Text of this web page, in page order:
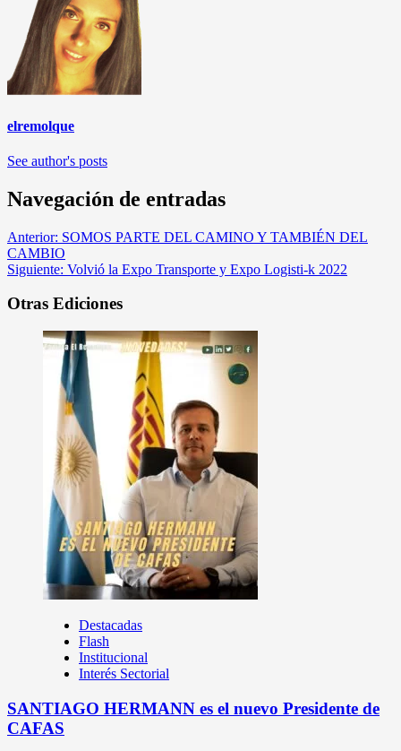
elremolque
See author's posts
Navegación de entradas
Anterior: SOMOS PARTE DEL CAMINO Y TAMBIÉN DEL
CAMBIO
Siguiente: Volvió la Expo Transporte y Expo Logisti-k 2022
Otras Ediciones
Destacadas
Flash
Institucional
Interés Sectorial
SANTIAGO HERMANN es el nuevo Presidente de
CAFAS